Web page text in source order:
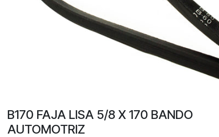
B170 FAJA LISA 5/8 X 170 BANDO
AUTOMOTRIZ